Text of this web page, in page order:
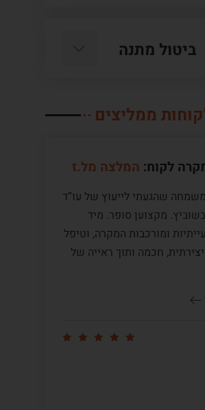
ביטול מתנה
ממליצים
לקוח: המלצה מל.ז
משמחה שהגעתי לייעוץ של עו”ד
מקצוען סופר. מיד
ומורכבות המקרה, וטיפל
חכמה ותוך ראייה של